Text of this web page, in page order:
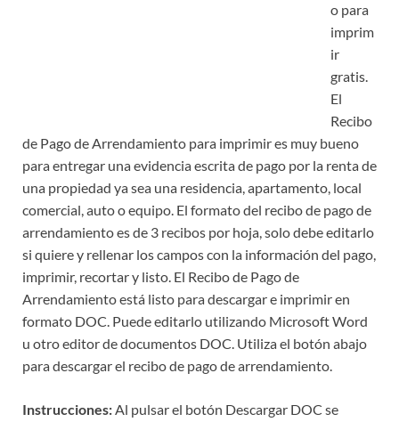
o para
imprim
ir
gratis.
El
Recibo
de Pago de Arrendamiento para imprimir es muy bueno
para entregar una evidencia escrita de pago por la renta de
una propiedad ya sea una residencia, apartamento, local
comercial, auto o equipo. El formato del recibo de pago de
arrendamiento es de 3 recibos por hoja, solo debe editarlo
si quiere y rellenar los campos con la información del pago,
imprimir, recortar y listo. El Recibo de Pago de
Arrendamiento está listo para descargar e imprimir en
formato DOC. Puede editarlo utilizando Microsoft Word
u otro editor de documentos DOC. Utiliza el botón abajo
para descargar el recibo de pago de arrendamiento.
Instrucciones:Al pulsar el botón Descargar DOC se